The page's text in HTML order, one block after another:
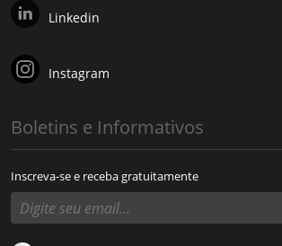
Linkedin
Instagram
Boletins e Informativos
Inscreva-se e receba gratuitamente